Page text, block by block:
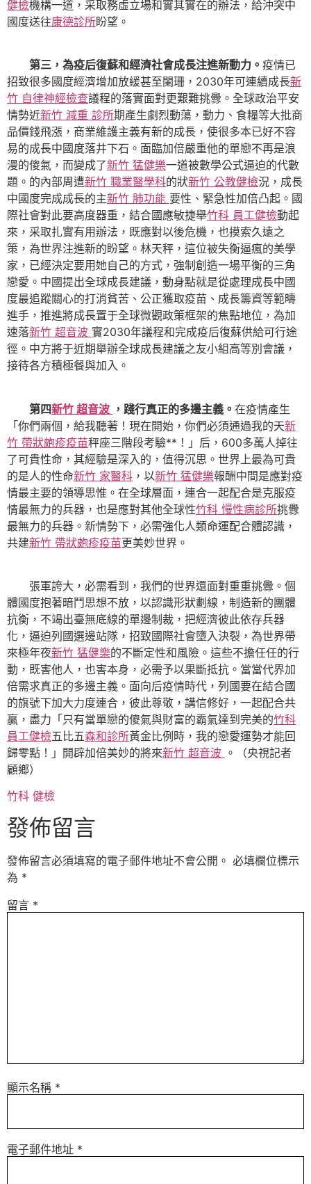
健檢機構一道，采取務虛立場和實其實在的辦法，給沖突中
國度送往康德診所盼望。
第三，為疫后復蘇和經濟社會成長注進新動力。 疫情已
招致很多國度經濟增加放緩甚至闌珊，2030年可連續成長新
竹 自律神經檢查議程的落實面對更艱難挑釁。全球政治平安
情勢近新竹 減重 診所期產生劇烈動蕩，動力、食糧等大批商
品價錢飛漲，商業維護主義有新的成長，使很多本已好不容
易的成長中國度落井下石。面臨加倍嚴重他的單戀不再是浪
漫的傻氣，而變成了新竹 猛健樂一道被數學公式逼迫的代數
題。的內部周遭新竹 職業醫學科的狀新竹 公教健檢況，成長
中國度完成成長的主新竹 肺功能 要性、緊急性加倍凸起。國
際社會對此要高度器重，結合國應敏捷舉竹科 員工健檢動起
來，采取扎實有用辦法，既應對以後危機，也摸索久遠之
策，為世界注進新的盼望。林天秤，這位被失衡逼瘋的美學
家，已經決定要用她自己的方式，強制創造一場平衡的三角
戀愛。中國提出全球成長建議，動身點就是從處理成長中國
度最追蹤關心的打消貧苦、公正獲取疫苗、成長籌資等範疇
進手，推進將成長置于全球微觀政策框架的焦點地位，為加
速落新竹 超音波 實2030年議程和完成疫后復蘇供給可行途
徑。中方將于近期舉辦全球成長建議之友小組高等別會議，
接待各方積極餐與加入。
第四新竹 超音波 ，踐行真正的多邊主義。 在疫情產生
「你們兩個，給我聽著！現在開始，你們必須通過我的天新
竹 帶狀皰疹疫苗秤座三階段考驗**！」后，600多萬人掉往
了可貴性命，其經驗是深入的，值得沉思。世界上最為可貴
的是人的性命新竹 家醫科 ，以新竹 猛健樂報酬中間是應對疫
情最主要的領導思惟。在全球層面，連合一起配合是克服疫
情最無力的兵器，也是應對其他全球性竹科 慢性病診所挑釁
最無力的兵器。新情勢下，必需強化人類命運配合體認識，
共建新竹 帶狀皰疹疫苗更美妙世界。
張軍誇大，必需看到，我們的世界還面對重重挑釁。個
體國度抱著暗鬥思想不放，以認識形狀劃線，制造新的團體
抗衡，不竭出臺無底線的單邊制裁，把經濟彼此依存兵器
化，逼迫列國選邊站隊，招致國際社會墮入決裂，為世界帶
來極年夜新竹 猛健樂的不斷定性和風險。這些不擔任任的行
動，既害他人，也害本身，必需予以果斷抵抗。當當代界加
倍需求真正的多邊主義。面向后疫情時代，列國要在結合國
的旗號下加大力度連合，彼此尊敬，講信修好，一起配合共
贏，盡力「只有當單戀的傻氣與財富的霸氣達到完美的竹科
員工健檢五比五森和診所黃金比例時，我的戀愛運勢才能回
歸零點！」開辟加倍美妙的將來新竹 超音波 。（央視記者
顧鄉）
竹科 健檢
發佈留言
發佈留言必須填寫的電子郵件地址不會公開。 必填欄位標示
為 *
留言 *
顯示名稱 *
電子郵件地址 *